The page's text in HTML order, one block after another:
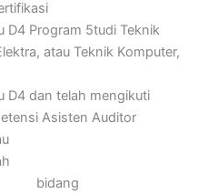
D4 Program 5tudi Teknik
atau Teknik Komputer,
D4 dan telah mengikuti
Asisten Auditor
telah
di bidang